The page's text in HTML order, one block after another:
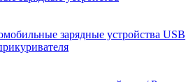
зарядные устройства USB